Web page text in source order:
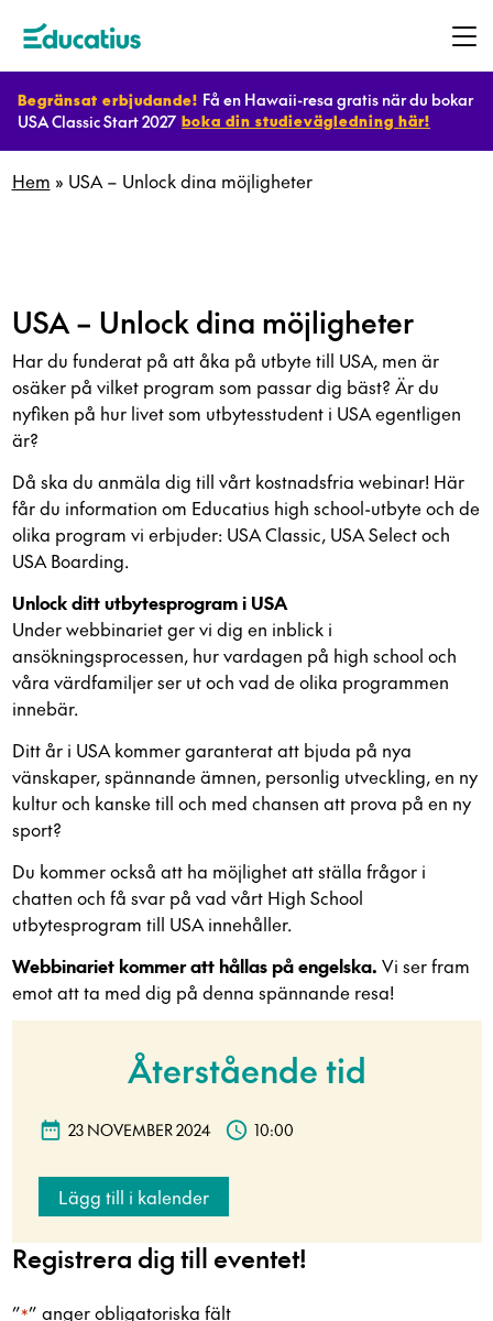
Begränsat erbjudande! Få en Hawaii-resa gratis när du bokar
USA Classic Start 2027 boka din studievägledning här!
Destinationer
Planera
ditt
utbyte
Bli
värdfamilj
Hem » USA – Unlock dina möjligheter
USA – Unlock dina möjligheter
Har du funderat på att åka på utbyte till USA, men är
osäker på vilket program som passar dig bäst? Är du
nyfiken på hur livet som utbytesstudent i USA egentligen
är?
Då ska du anmäla dig till vårt kostnadsfria webinar! Här
får du information om Educatius high school-utbyte och de
olika program vi erbjuder: USA Classic, USA Select och
USA Boarding.
Unlock ditt utbytesprogram i USA
Under webbinariet ger vi dig en inblick i
ansökningsprocessen, hur vardagen på high school och
våra värdfamiljer ser ut och vad de olika programmen
innebär.
Ditt år i USA kommer garanterat att bjuda på nya
vänskaper, spännande ämnen, personlig utveckling, en ny
kultur och kanske till och med chansen att prova på en ny
sport?
Du kommer också att ha möjlighet att ställa frågor i
chatten och få svar på vad vårt High School
utbytesprogram till USA innehåller.
Webbinariet kommer att hållas på engelska. Vi ser fram
emot att ta med dig på denna spännande resa!
Återstående tid
23 NOVEMBER 2024 10:00
Lägg till i kalender
Registrera dig till eventet!
”*” anger obligatoriska fält